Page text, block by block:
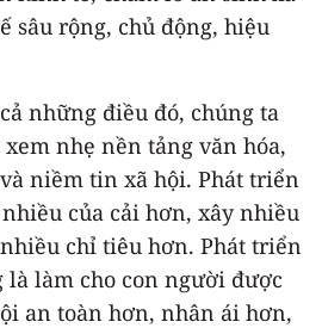
sâu rộng, chủ động, hiệu
những điều đó, chúng ta
nhẹ nền tảng văn hóa,
niềm tin xã hội. Phát triển
của cải hơn, xây nhiều
chỉ tiêu hơn. Phát triển
là làm cho con người được
an toàn hơn, nhân ái hơn,